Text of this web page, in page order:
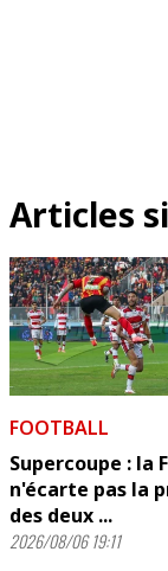
Articles
FOOTBALL
Supercoupe : la
n'écarte pas la
des deux ...
2026/08/06 19:11